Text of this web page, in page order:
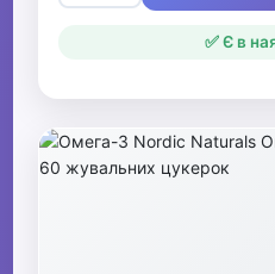
✅ Є в